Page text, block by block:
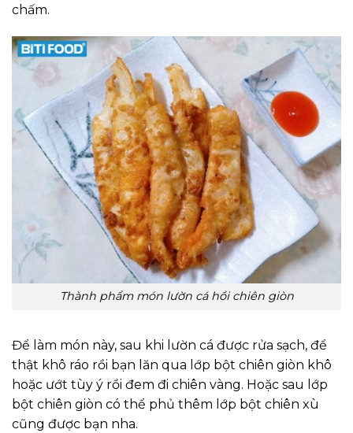
chấm.
Thành phẩm món lườn cá hồi chiên giòn
Để làm món này, sau khi lườn cá được rửa sạch, để
thật khô ráo rồi bạn lăn qua lớp bột chiên giòn khô
hoặc ướt tùy ý rồi đem đi chiên vàng. Hoặc sau lớp
bột chiên giòn có thể phủ thêm lớp bột chiên xù
cũng được bạn nha.